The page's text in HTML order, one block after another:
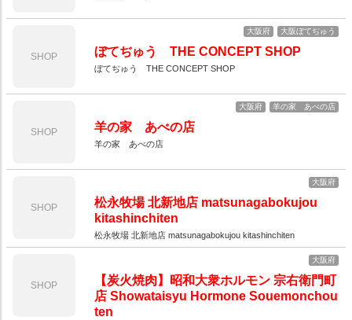
SHOP
大阪府 大阪ぼてぢゅう
ぼてぢゅう THE CONCEPT SHOP
ぼてぢゅう THE CONCEPT SHOP
SHOP
大阪府 羊の家 あべの店
羊の家 あべの店
羊の家 あべの店
SHOP
大阪府
松永牧場 北新地店 matsunagabokujou
kitashinchiten
松永牧場 北新地店 matsunagabokujou kitashinchiten
SHOP
大阪府
【炭火焼肉】昭和大衆ホルモン 宗右衛門町
店 Showataisyu Hormone Souemonchou
ten